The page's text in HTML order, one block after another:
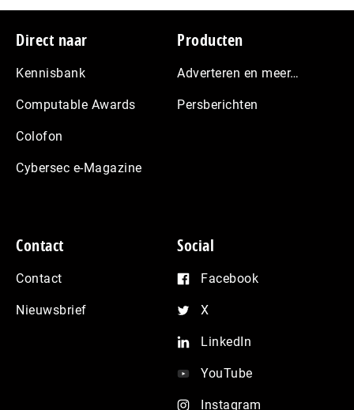
Footer
Direct naar
Kennisbank
Computable Awards
Colofon
Cybersec e-Magazine
Producten
Adverteren en meer…
Persberichten
Contact
Contact
Nieuwsbrief
Social
Facebook
X
LinkedIn
YouTube
Instagram